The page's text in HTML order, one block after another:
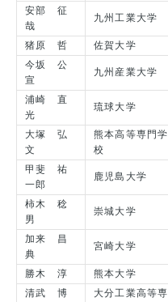
安部 征
哉
九州工業大学
猪原 哲
佐賀大学
今坂 公
宣
九州産業大学
浦崎 直
光
琉球大学
大塚 弘
文
熊本高等専門学
校
甲斐 祐
一郎
鹿児島大学
柿木 稔
男
崇城大学
加来 昌
典
宮崎大学
勝木 淳
熊本大学
清武 博
大分工業高等専